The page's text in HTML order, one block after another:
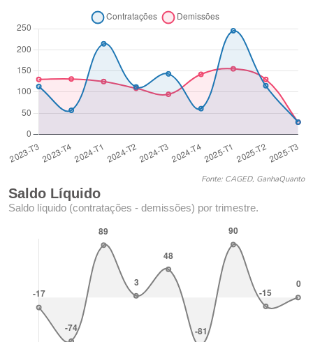
Fonte: CAGED, GanhaQuanto
Saldo Líquido
Saldo líquido (contratações - demissões) por trimestre.